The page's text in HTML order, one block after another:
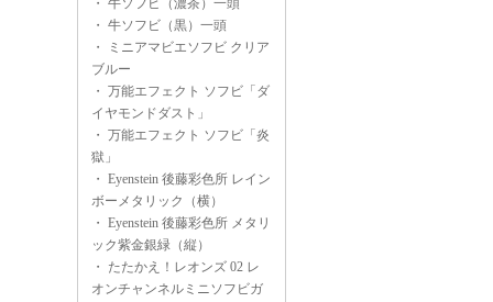
・ 牛ソフビ（濃茶）一頭
・ 牛ソフビ（黒）一頭
・
ミニアマビエソフビ クリア
ブルー
・ 万能エフェクト ソフビ「ダ
イヤモンドダスト」
・ 万能エフェクト ソフビ「炎
獄」
・ Eyenstein 後藤彩色所 レイン
ボーメタリック（横）
・ Eyenstein 後藤彩色所 メタリ
ック紫金銀緑（縦）
・ たたかえ！レオンズ 02 レ
オンチャンネルミニソフビガ